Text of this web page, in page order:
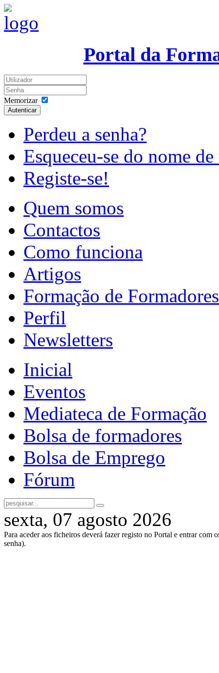
Portal da
Memorizar
Autenticar
Perdeu a senha?
Esqueceu-se do nome
Registe-se!
Quem somos
Contactos
Como funciona
Artigos
Formação de Formadores
Perfil
Newsletters
Inicial
Eventos
Mediateca de Formação
Bolsa de formadores
Bolsa de Emprego
Fórum
sexta, 07 agosto 2026
Para aceder aos ficheiros deverá fazer registo no Portal e entrar com
senha).